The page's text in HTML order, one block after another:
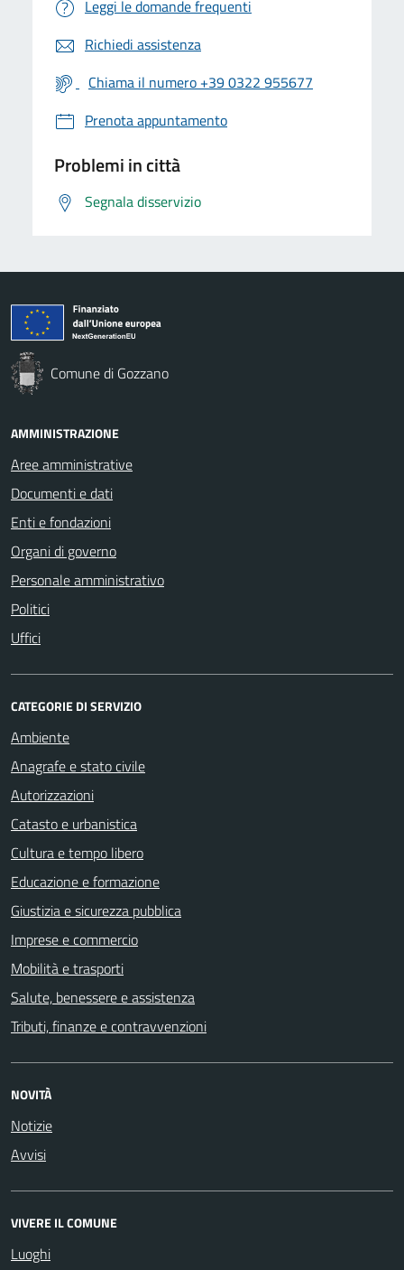
Leggi le domande frequenti
Richiedi assistenza
Chiama il numero +39 0322 955677
Prenota appuntamento
Problemi in città
Segnala disservizio
Comune di Gozzano
AMMINISTRAZIONE
Aree amministrative
Documenti e dati
Enti e fondazioni
Organi di governo
Personale amministrativo
Politici
Uffici
CATEGORIE DI SERVIZIO
Ambiente
Anagrafe e stato civile
Autorizzazioni
Catasto e urbanistica
Cultura e tempo libero
Educazione e formazione
Giustizia e sicurezza pubblica
Imprese e commercio
Mobilità e trasporti
Salute, benessere e assistenza
Tributi, finanze e contravvenzioni
NOVITÀ
Notizie
Avvisi
VIVERE IL COMUNE
Luoghi